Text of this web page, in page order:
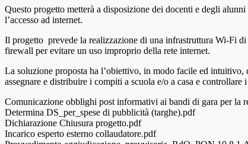
Questo progetto metterà a disposizione dei docenti e degli
l’accesso ad internet.
Il progetto prevede la realizzazione di una infrastruttura Wi-Fi
firewall per evitare un uso improprio della rete internet.
La soluzione proposta ha l’obiettivo, in modo facile ed
assegnare e distribuire i compiti a scuola e/o a casa e
Comunicazione obblighi post informativi ai bandi di gara per la
Determina DS_per_spese di pubblicità (targhe).pdf
Dichiarazione Chiusura progetto.pdf
Incarico esperto esterno collaudatore.pdf